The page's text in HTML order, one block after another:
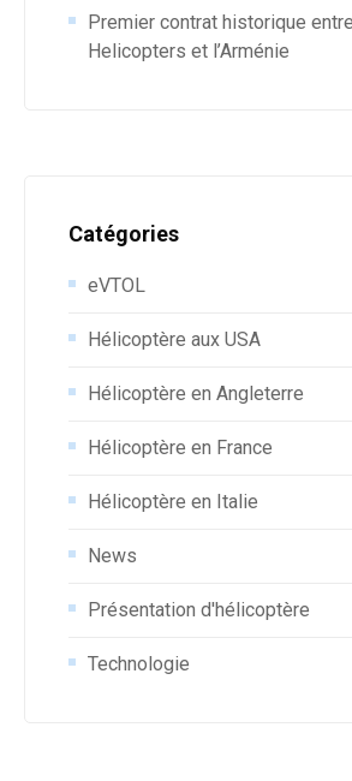
Premier contrat historique
Helicopters et l’Arménie
Catégories
eVTOL
Hélicoptère aux USA
Hélicoptère en Angleterre
Hélicoptère en France
Hélicoptère en Italie
News
Présentation d'hélicoptère
Technologie